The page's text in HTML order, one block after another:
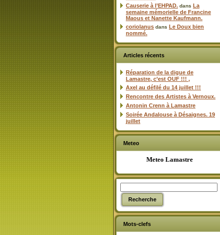
Causerie à l’EHPAD. dans La
semaine mémorielle de Francine
Maous et Nanette Kaufmann.
coriolanus dans Le Doux bien
nommé.
Articles récents
Réparation de la digue de
Lamastre, c’est OUF !!! ,
Axel au défilé du 14 juillet !!!
Rencontre des Artistes à Vernoux.
Antonin Crenn à Lamastre
Soirée Andalouse à Désaignes. 19
juillet
Meteo
Meteo Lamastre
Mots-clefs